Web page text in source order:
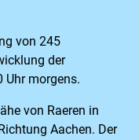
von 245
der
Uhr morgens.
von Raeren in
Aachen. Der